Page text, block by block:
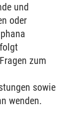
und
oder
zum
sowie
wenden.